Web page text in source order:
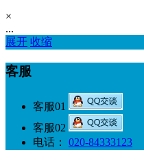
×
...
展开 收缩
客服
客服01
客服02
电话：
020-84333123